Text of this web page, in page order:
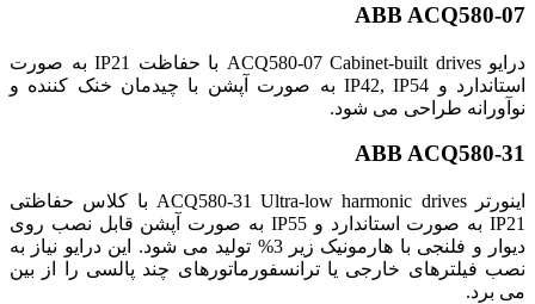
ABB ACQ580-07
درایو ACQ580-07 Cabinet-built drives با حفاظت IP21 به صورت
استاندارد و IP42, IP54 به صورت آپشن با چیدمان خنک کننده و
نوآورانه طراحی می شود.
ABB ACQ580-31
اینورتر ACQ580-31 Ultra-low harmonic drives با کلاس حفاظتی
IP21 به صورت استاندارد و IP55 به صورت آپشن قابل نصب روی
دیوار و فلنجی با هارمونیک زیر 3% تولید می شود. این درایو نیاز به
نصب فیلترهای خارجی یا ترانسفورماتورهای چند پالسی را از بین
می برد.